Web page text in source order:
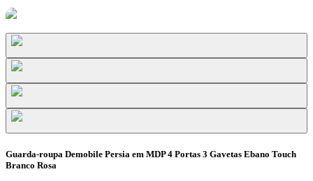
Guarda-roupa Demobile Persia em MDP 4 Portas 3 Gavetas Ebano Touch
Branco Rosa